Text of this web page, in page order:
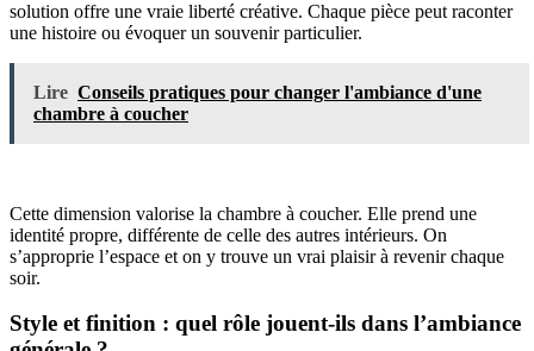
solution offre une vraie liberté créative. Chaque pièce peut raconter
une histoire ou évoquer un souvenir particulier.
Lire Conseils pratiques pour changer l'ambiance d'une
chambre à coucher
Cette dimension valorise la chambre à coucher. Elle prend une
identité propre, différente de celle des autres intérieurs. On
s’approprie l’espace et on y trouve un vrai plaisir à revenir chaque
soir.
Style et finition : quel rôle jouent-ils dans l’ambiance